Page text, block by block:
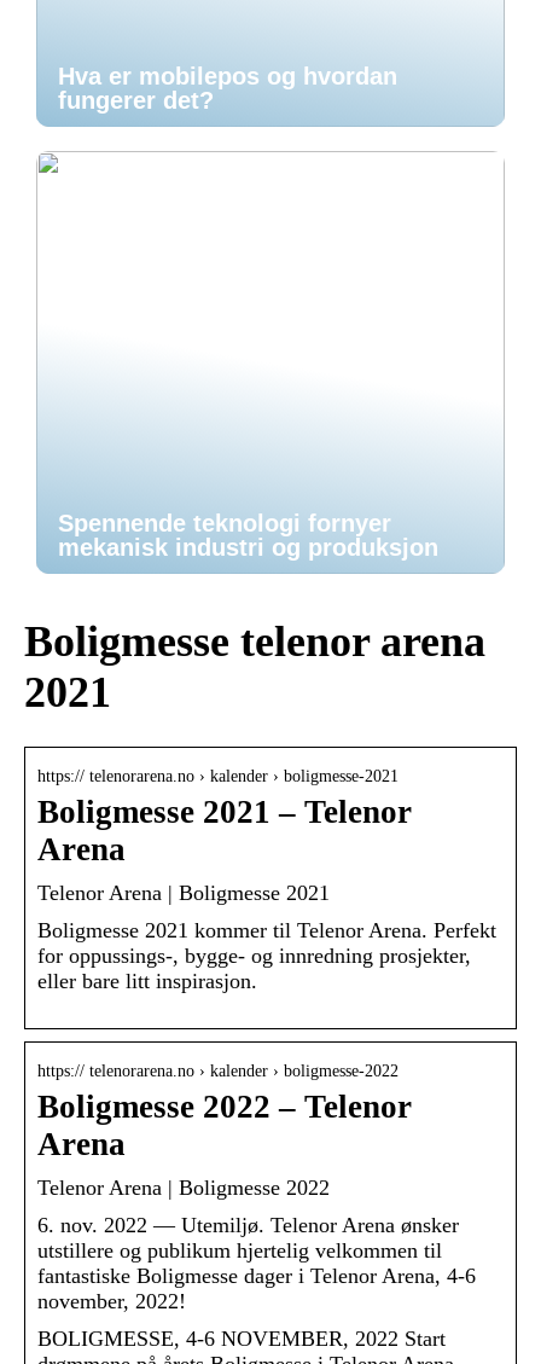
Hva er mobilepos og hvordan
fungerer det?
Spennende teknologi fornyer
mekanisk industri og produksjon
Boligmesse telenor arena
2021
https:// telenorarena.no › kalender › boligmesse-2021
Boligmesse 2021 – Telenor
Arena
Telenor Arena | Boligmesse 2021
Boligmesse 2021 kommer til Telenor Arena. Perfekt
for oppussings-, bygge- og innredning prosjekter,
eller bare litt inspirasjon.
https:// telenorarena.no › kalender › boligmesse-2022
Boligmesse 2022 – Telenor
Arena
Telenor Arena | Boligmesse 2022
6. nov. 2022 — Utemiljø. Telenor Arena ønsker
utstillere og publikum hjertelig velkommen til
fantastiske Boligmesse dager i Telenor Arena, 4-6
november, 2022!
BOLIGMESSE, 4-6 NOVEMBER, 2022 Start